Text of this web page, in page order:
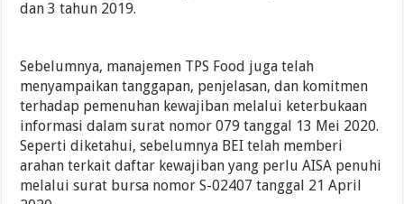
dan 3 tahun 2019.
Sebelumnya, manajemen TPS Food juga telah
menyampaikan tanggapan, penjelasan, dan komitmen
terhadap pemenuhan kewajiban melalui keterbukaan
informasi dalam surat nomor 079 tanggal 13 Mei 2020.
Seperti diketahui, sebelumnya BEI telah memberi
arahan terkait daftar kewajiban yang perlu AISA penuhi
melalui surat bursa nomor S-02407 tanggal 21 April